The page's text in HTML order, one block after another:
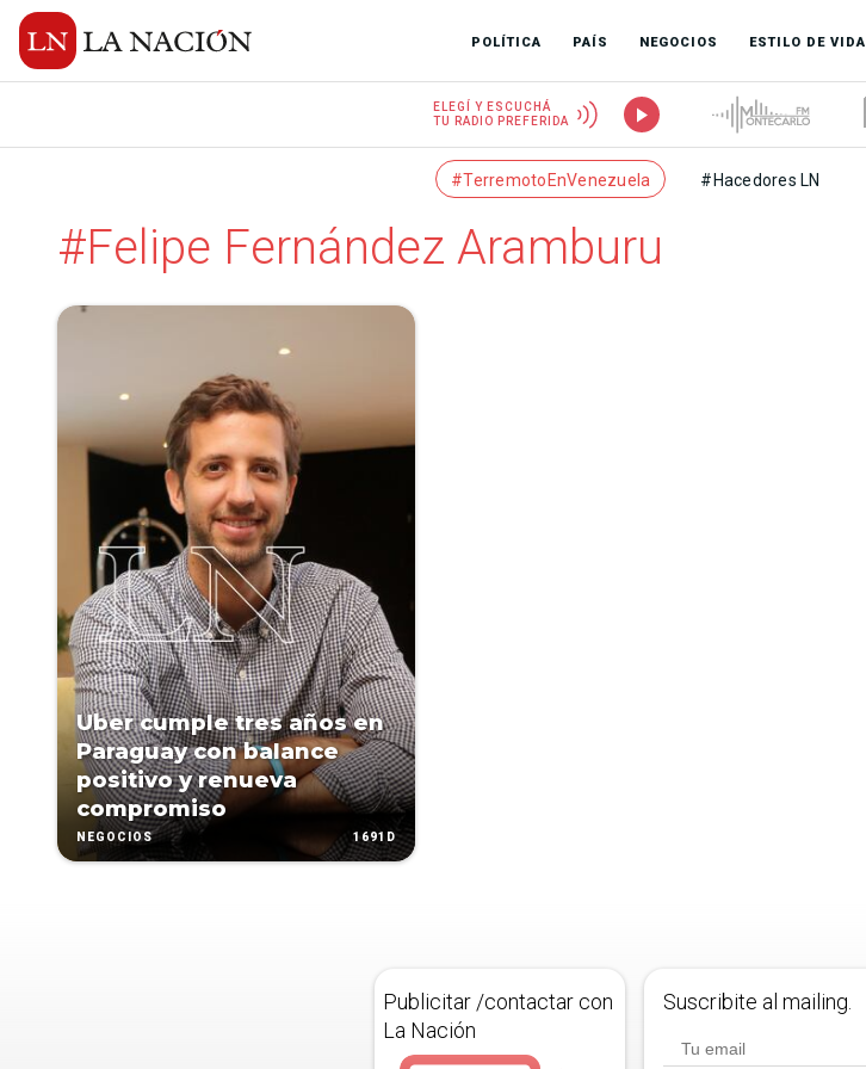
POLÍTICA PAÍS NEGOCIOS ESTILO DE VIDA
ELEGÍ Y ESCUCHÁ
TU RADIO PREFERIDA
#TerremotoEnVenezuela #Hacedores LN
#Felipe Fernández Aramburu
Uber cumple tres años en
Paraguay con balance
positivo y renueva
compromiso
NEGOCIOS 1691D
Publicitar /contactar con
La Nación
Suscribite al mailing.